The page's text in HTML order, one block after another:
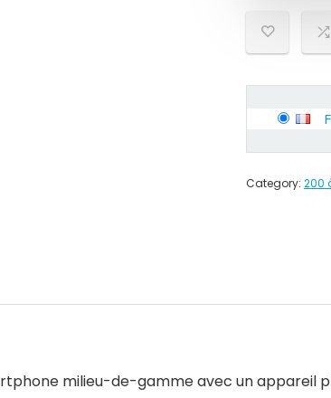
Category: 200
milieu-de-gamme avec un appareil